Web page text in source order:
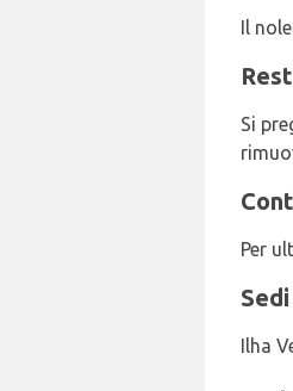
Il
Si
Per
Ilha